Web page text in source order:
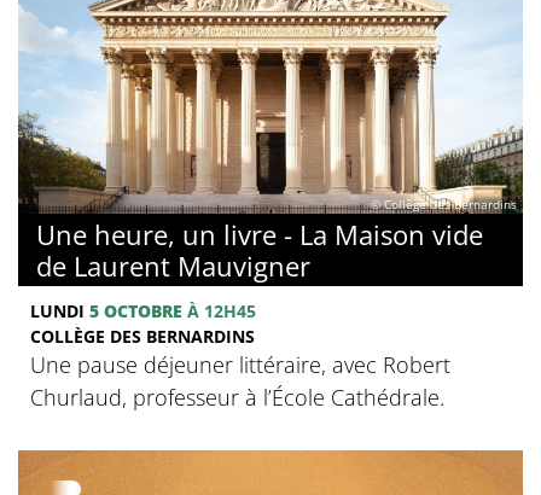
© Collège des Bernardins
Une heure, un livre - La Maison vide
de Laurent Mauvigner
LUNDI 5 OCTOBRE À 12H45
COLLÈGE DES BERNARDINS
Une pause déjeuner littéraire, avec Robert
Churlaud, professeur à l’École Cathédrale.